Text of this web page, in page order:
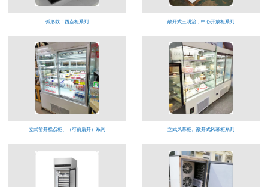
弧形款：西点柜系列 敞开式三明治，中心开放柜系列
立式前开糕点柜、（可前后开）系列 立式风幕柜、敞开式风幕柜系列